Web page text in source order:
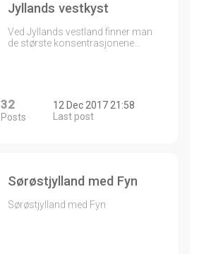
Jyllands vestkyst
Ved Jyllands vestland finner man
de største konsentrasjonene…
32
Posts
12 Dec 2017 21:58
Last post
Sørøstjylland med Fyn
Sørøstjylland med Fyn